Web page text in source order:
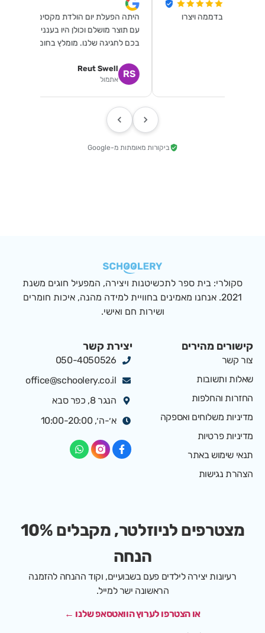
היתה הפעלת יום הולדת מקסימה. כל ילדה יצאה
עם תוצר מושלם וכולן היו בעננים! שמחות שבחרנו
בכם לחגיגה שלנו. מומלץ בחום!
ביקורות מאומתות מ-Google
סקולרי: בית ספר לתכשיטנות ויצירה, המפעיל חוגים משנת
2021. אנחנו מאמינים בחוויית למידה מהנה, איכות חומרים
ושירות חם ואישי.
קישורים מהירים
צור קשר
שאלות ותשובות
החזרות והחלפות
מדיניות משלוחים ואספקה
מדיניות פרטיות
תנאי שימוש באתר
הצהרת נגישות
יצירת קשר
050-4050526
office@schoolery.co.il
הנגר 8, כפר סבא
א׳-ה׳, 10:00-20:00
מצטרפים לניוזלטר, מקבלים 10%
הנחה
רעיונות יצירה לילדים פעם בשבועיים, וקוד ההנחה להזמנה
הראשונה ישר למייל.
או הצטרפו לערוץ הוואטסאפ שלנו ←